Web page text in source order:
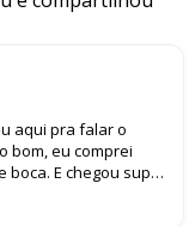
aqui pra falar o
bom, eu comprei
E chegou super